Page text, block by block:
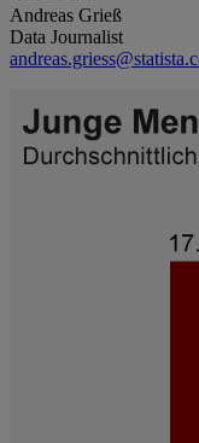
Andreas Grieß
Data Journalist